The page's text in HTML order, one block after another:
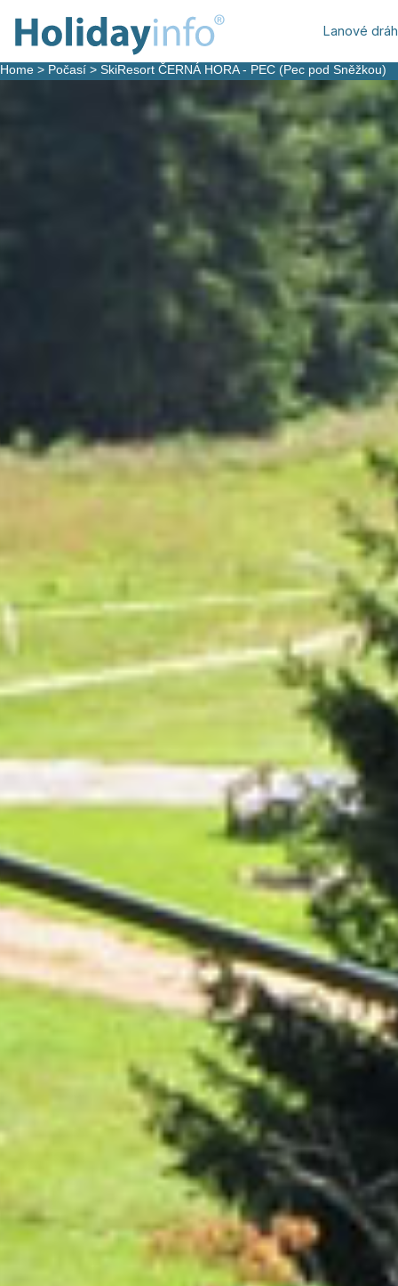
Lanové
Home > Počasí > SkiResort ČERNÁ HORA - PEC (Pec pod Sněžkou)